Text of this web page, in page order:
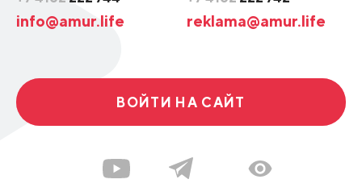
info@amur.life reklama@amur.life
ВОЙТИ НА САЙТ